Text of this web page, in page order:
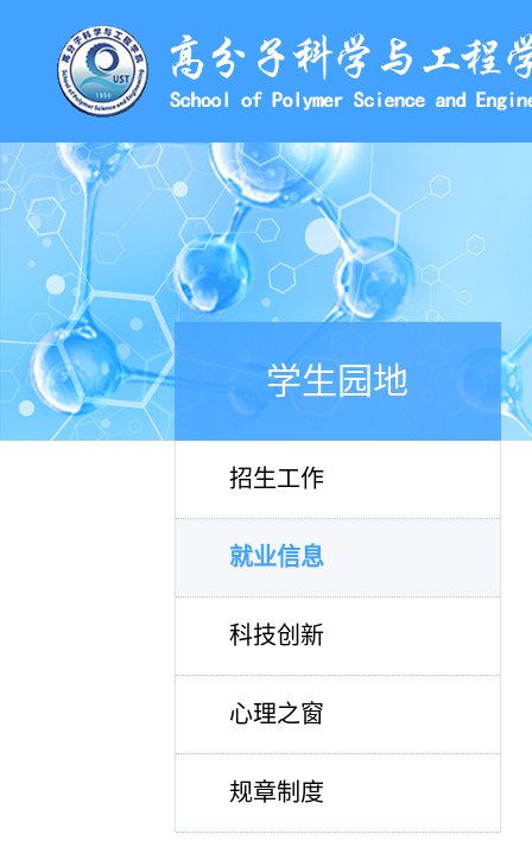
学生园地
招生工作
就业信息
科技创新
心理之窗
规章制度